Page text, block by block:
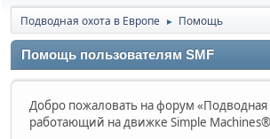
Подводная охота в Европе ► Помощь
Помощь пользователям SMF
Добро пожаловать на форум «Подводная
работающий на движке Simple Machines®